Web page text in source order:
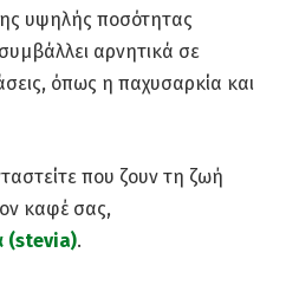
υψηλής ποσότητας
αρνητικά σε
όπως η παχυσαρκία και
που ζουν τη ζωή
καφέ σας,
(stevia).